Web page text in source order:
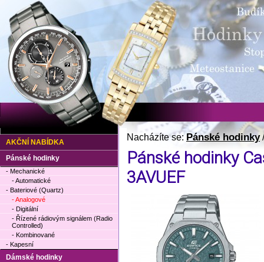
Nacházíte se:Pánské hodinky
Pánské hodinky
3AVUEF
AKČNÍ NABÍDKA
Pánské hodinky
- Mechanické
- Automatické
- Bateriové (Quartz)
- Analogové
- Digitální
- Řízené rádiovým signálem (Radio
Controlled)
- Kombinované
- Kapesní
Dámské hodinky